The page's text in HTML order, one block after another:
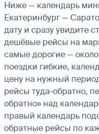
Ниже — календарь
Екатеринбург —
дату и сразу увидите
дешёвые рейсы на
самые дорогие —
поездки гибкие,
цену на нужный
рейсы туда-обратно,
обратно» над
правый календарь
обратные рейсы по